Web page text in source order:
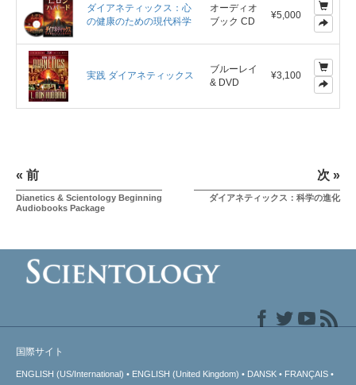
ダイアネティックス：心
の健康のための現代科学
オーディオ
ブック CD
¥5,000
実践 ダイアネティックス
ブルーレイ
& DVD
¥3,100
« 前
Dianetics & Scientology Beginning
Audiobooks Package
次 »
ダイアネティックス：科学の進化
国際サイト
ENGLISH (US/International) ENGLISH (United Kingdom) DANSK FRANÇAIS